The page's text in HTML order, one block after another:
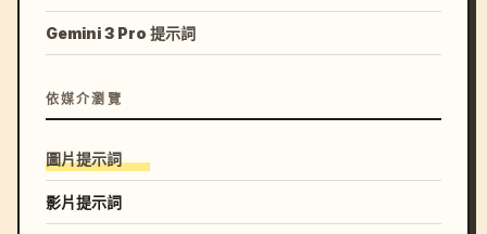
Gemini 3 Pro 提示詞
依媒介瀏覽
圖片提示詞
影片提示詞